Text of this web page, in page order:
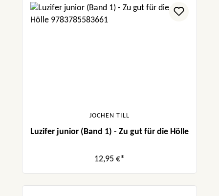
JOCHEN TILL
Luzifer junior (Band 1) - Zu gut für die Hölle
12,95 €*